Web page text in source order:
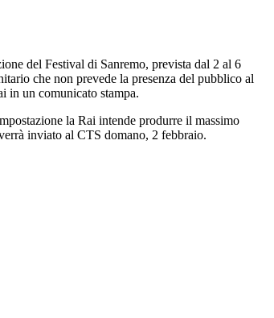
del Festival di Sanremo, prevista dal 2 al 6
che non prevede la presenza del pubblico al
in un comunicato stampa.
la Rai intende produrre il massimo
inviato al CTS domano, 2 febbraio.